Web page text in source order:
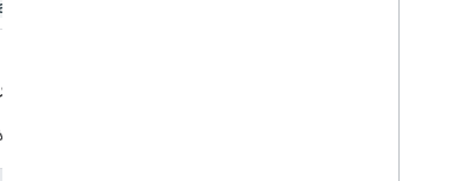
يتطلّب